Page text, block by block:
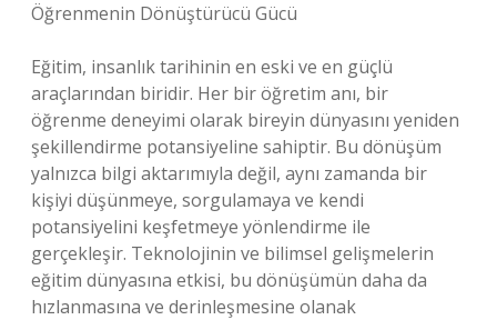
Öğrenmenin Dönüştürücü Gücü
Eğitim, insanlık tarihinin en eski ve en güçlü
araçlarından biridir. Her bir öğretim anı, bir
öğrenme deneyimi olarak bireyin dünyasını yeniden
şekillendirme potansiyeline sahiptir. Bu dönüşüm
yalnızca bilgi aktarımıyla değil, aynı zamanda bir
kişiyi düşünmeye, sorgulamaya ve kendi
potansiyelini keşfetmeye yönlendirme ile
gerçekleşir. Teknolojinin ve bilimsel gelişmelerin
eğitim dünyasına etkisi, bu dönüşümün daha da
hızlanmasına ve derinleşmesine olanak